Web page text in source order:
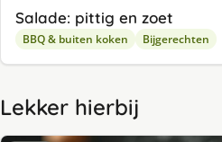
Salade: pittig en zoet
BBQ & buiten koken Bijgerechten
Lekker hierbij